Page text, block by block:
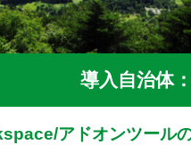
導入自治体
アドオンツール